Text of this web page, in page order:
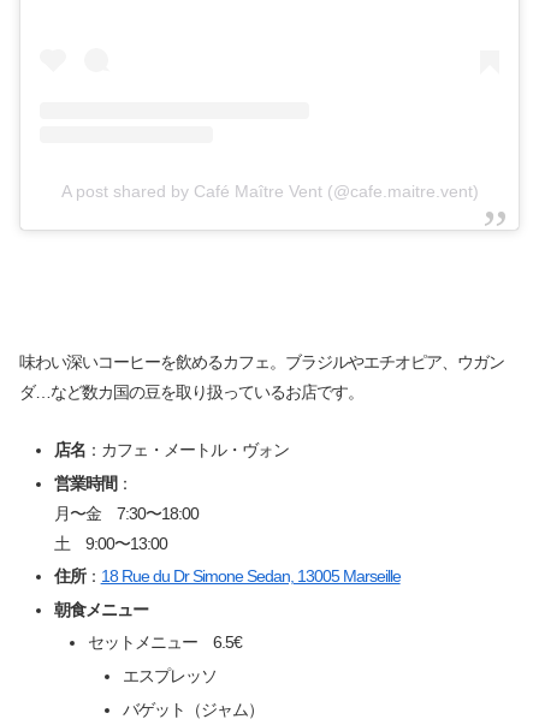
A post shared by Café Maître Vent (@cafe.maitre.vent)
味わい深いコーヒーを飲めるカフェ。ブラジルやエチオピア、ウガン
ダ…など数カ国の豆を取り扱っているお店です。
店名：カフェ・メートル・ヴォン
営業時間 ：
月〜金 7:30〜18:00
土 9:00〜13:00
住所： 18 Rue du Dr Simone Sedan, 13005 Marseille
朝食メニュー
セットメニュー 6.5€
エスプレッソ
バゲット（ジャム）